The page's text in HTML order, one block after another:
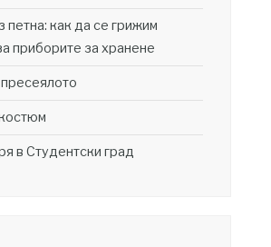
петна: как да се грижим
приборите за хранене
в Студентски град